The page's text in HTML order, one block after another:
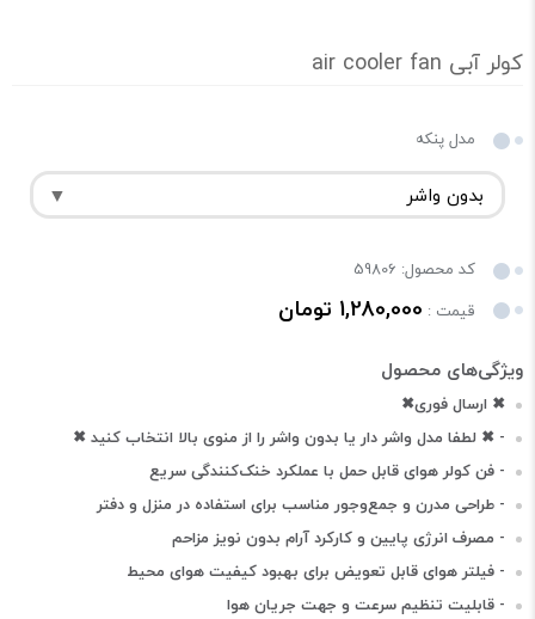
کولر آبی air cooler fan
مدل پنکه
کد محصول: 59806
قیمت : 1,280,000 تومان
✖ ارسال فوری✖
- ✖ لطفا مدل واشر دار یا بدون واشر را از منوی بالا انتخاب کنید ✖
- فن کولر هوای قابل حمل با عملکرد خنک‌کنندگی سریع
- طراحی مدرن و جمع‌وجور مناسب برای استفاده در منزل و دفتر
- مصرف انرژی پایین و کارکرد آرام بدون نویز مزاحم
- فیلتر هوای قابل تعویض برای بهبود کیفیت هوای محیط
- قابلیت تنظیم سرعت و جهت جریان هوا